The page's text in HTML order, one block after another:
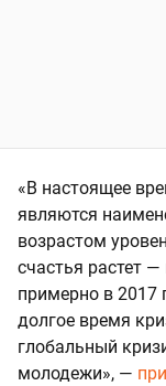
«В настоящее
являются
возрастом
счастья растет
примерно в 2017
долгое время
глобальный
молодежи», —